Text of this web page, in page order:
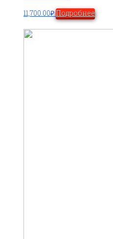
11,700.00₽Подробнее